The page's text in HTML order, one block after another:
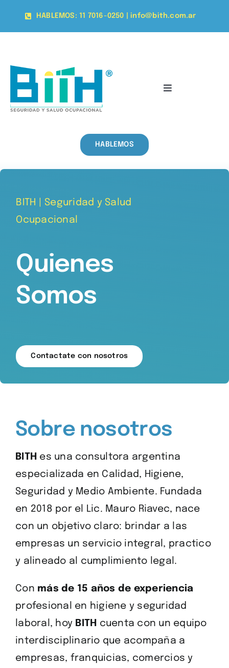
HABLEMOS: 11 7016-0250 | info@bith.com.ar
Toggle
Quienes somos
Notas
HABLEMOS
BITH | Seguridad y Salud
Ocupacional
Quienes
Somos
Contactate con nosotros
Sobre nosotros
BITH es una consultora argentina
especializada en Calidad, Higiene,
Seguridad y Medio Ambiente. Fundada
en 2018 por el Lic. Mauro Riavec, nace
con un objetivo claro: brindar a las
empresas un servicio integral, practico
y alineado al cumplimiento legal.
Con más de 15 años de experiencia
profesional en higiene y seguridad
laboral, hoy BITH cuenta con un equipo
interdisciplinario que acompaña a
empresas, franquicias, comercios y